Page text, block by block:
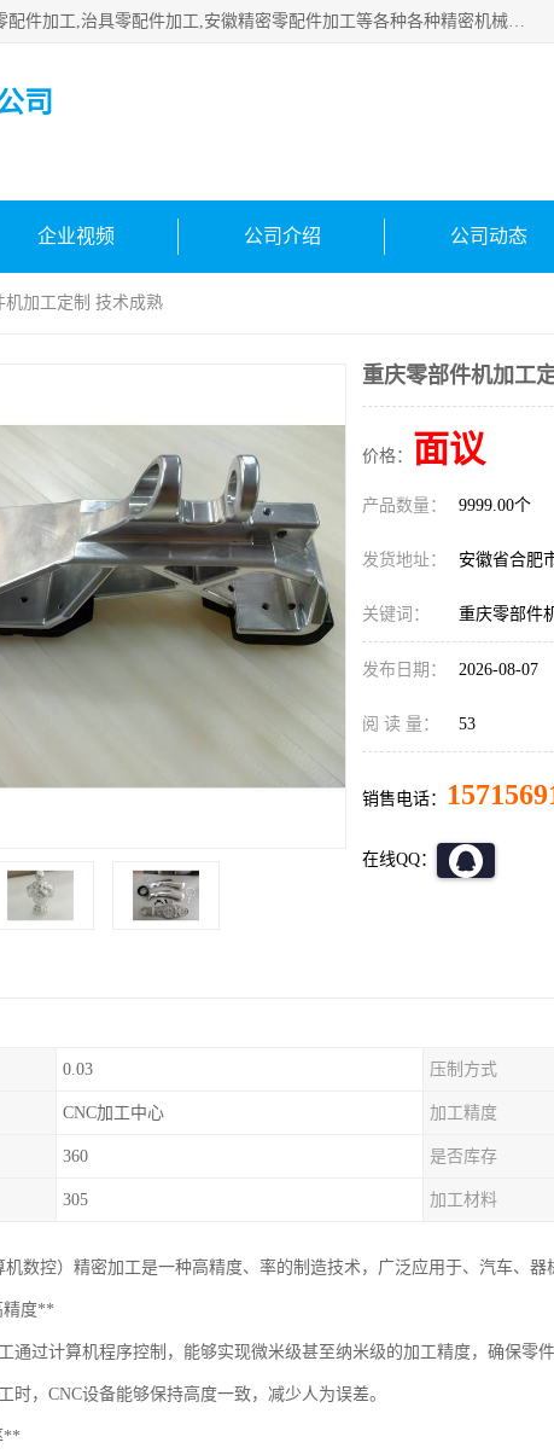
公司主要承接深圳精密零配件加工,非标零部配件加工,家具零配件加工,治具零配件加工,安徽精密零配件加工等各种各种精密机械加工，欢迎来来电咨询！
司
企业视频 公司介绍 公司动态
机加工定制 技术成熟
重庆零部件机加工
价格： 面议
产品数量： 9999.00个
发货地址： 安徽省合肥
关键词： 重庆零部件
发布日期： 2026-08-07
阅 读 量： 53
销售电话：
在线QQ：
0.03 压制方式
CNC加工中心 加工精度
360 是否库存
305 加工材料
机数控）精密加工是一种高精度、率的制造技术，广泛应用于、汽车、器
精度**
通过计算机程序控制，能够实现微米级甚至纳米级的加工精度，确保零
时，CNC设备能够保持高度一致，减少人为误差。
**